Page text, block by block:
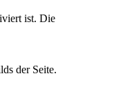
ist. Die
der Seite.